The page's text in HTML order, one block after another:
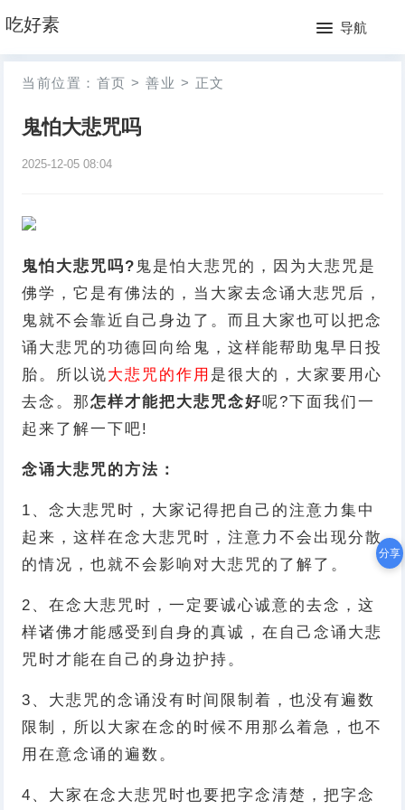
吃好素 导航
网
站
月
当前位置： 首页 > 善业 > 正文
鬼怕大悲咒吗
2025-12-05 08:04
鬼怕大悲咒吗? 鬼是怕大悲咒的，因为大悲咒是
佛学，它是有佛法的，当大家去念诵大悲咒后，
鬼就不会靠近自己身边了。而且大家也可以把念
诵大悲咒的功德回向给鬼，这样能帮助鬼早日投
胎。所以说大悲咒的作用 是很大的，大家要用心
去念。那怎样才能把大悲咒念好呢?下面我们一
起来了解一下吧!
念诵大悲咒的方法：
1、念大悲咒时，大家记得把自己的注意力集中
起来，这样在念大悲咒时，注意力不会出现分散
的情况，也就不会影响对大悲咒的了解了。
2、在念大悲咒时，一定要诚心诚意的去念，这
样诸佛才能感受到自身的真诚，在自己念诵大悲
咒时才能在自己的身边护持。
3、大悲咒的念诵没有时间限制着，也没有遍数
限制，所以大家在念的时候不用那么着急，也不
用在意念诵的遍数。
4、大家在念大悲咒时也要把字念清楚，把字念
分享